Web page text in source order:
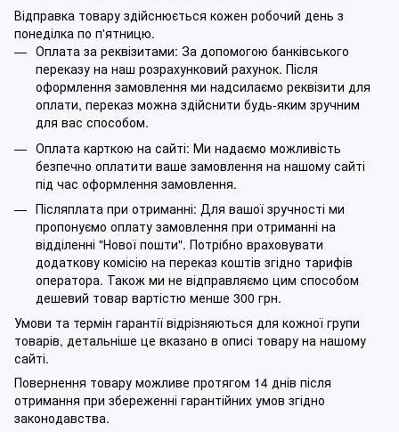
Відправка товару здійснюється кожен робочий день з
понеділка по п'ятницю.
Оплата за реквізитами: За допомогою банківського
переказу на наш розрахунковий рахунок. Після
оформлення замовлення ми надсилаємо реквізити для
оплати, переказ можна здійснити будь-яким зручним
для вас способом.
Оплата карткою на сайті: Ми надаємо можливість
безпечно оплатити ваше замовлення на нашому сайті
під час оформлення замовлення.
Післяплата при отриманні: Для вашої зручності ми
пропонуємо оплату замовлення при отриманні на
відділенні "Нової пошти". Потрібно враховувати
додаткову комісію на переказ коштів згідно тарифів
оператора. Також ми не відправляємо цим способом
дешевий товар вартістю менше 300 грн.
Умови та термін гарантії відрізняються для кожної групи
товарів, детальніше це вказано в описі товару на нашому
сайті.
Повернення товару можливе протягом 14 днів після
отримання при збереженні гарантійних умов згідно
законодавства.